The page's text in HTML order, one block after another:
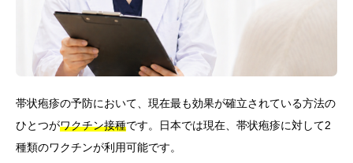
帯状疱疹の予防において、現在最も効果が確立されている方法の
ひとつがワクチン接種です。日本では現在、帯状疱疹に対して2
種類のワクチンが利用可能です。